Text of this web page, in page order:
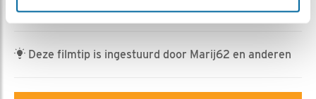
overdag niet meer in de nestkast terugkomt.
Deze filmtip is ingestuurd door Marij62 en anderen